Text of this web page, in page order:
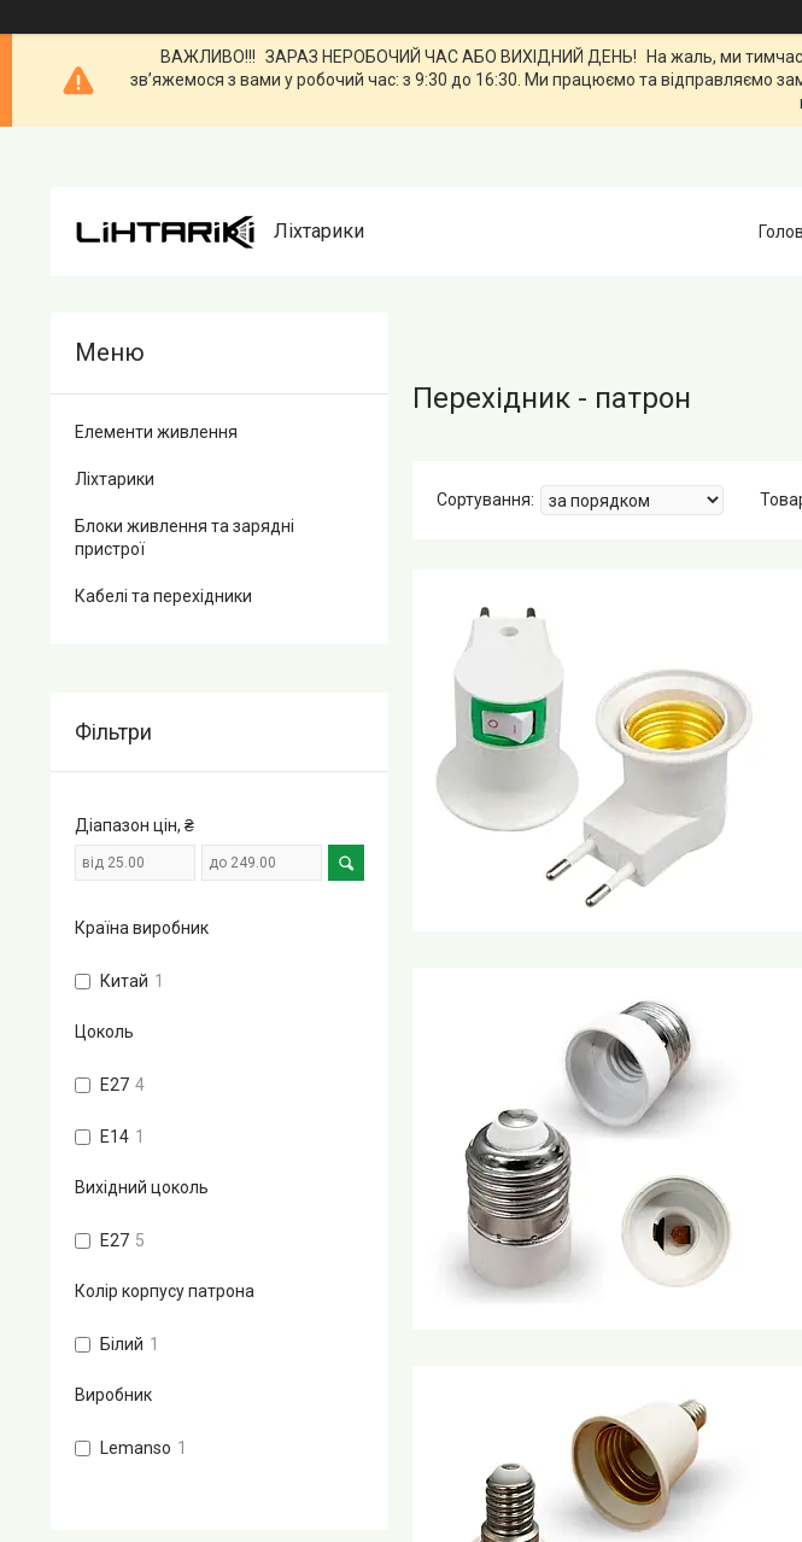
ВАЖЛИВО!!! ЗАРАЗ НЕРОБОЧИЙ ЧАС АБО ВИХІДНИЙ ДЕНЬ! На жаль, ми
зв’яжемося з вами у робочий час: з 9:30 до 16:30. Ми працюємо та
Ліхтарики
Перехідник - патрон
Елементи живлення
Ліхтарики
Блоки живлення та зарядні
пристрої
Кабелі та перехідники
Фільтри
Діапазон цін, ₴
Країна виробник
Китай 1
Цоколь
E27 4
E14 1
Вихідний цоколь
Е27 5
Колір корпусу патрона
Білий 1
Виробник
Lemanso 1